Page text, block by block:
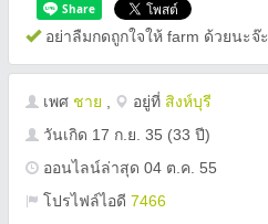
อย่าลืมกดถูกใจให้ farm ด้วยนะจ๊ะ
เพศ ชาย อยู่ที่ สิงห์บุรี
วันเกิด 17 ก.ย. 35 (33 ปี)
ออนไลน์ล่าสุด 04 ต.ค. 55
โปรไฟล์ไอดี 7466